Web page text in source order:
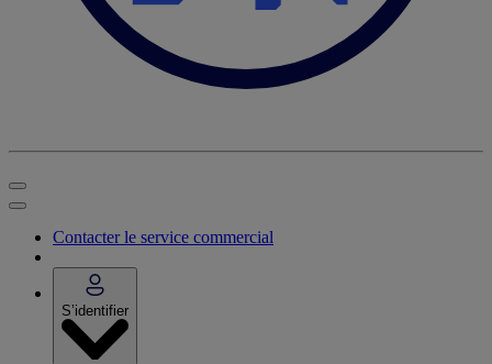
Contacter le service commercial
S’identifier